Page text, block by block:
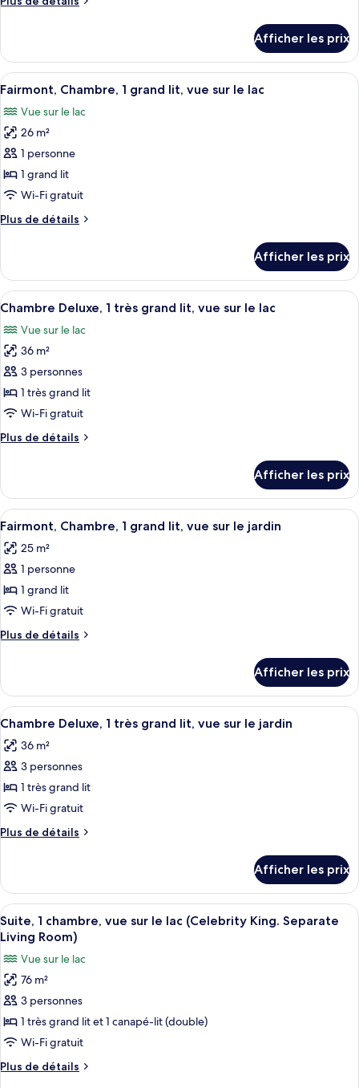
Chambre
Afficher les prix
Afficher
toutes
les
photos
pour
ce
type
chambre :
grand
vue
sur
le
lac
Fairmont, Chambre, 1 grand lit, vue
8
Fairmont, Chambre, 1 grand lit, vue sur le lac
Vue sur le lac
26 m²
1 personne
1 grand lit
Wi-Fi gratuit
Plus de détails
Plus
Fairmont,
Chambre,
1
lit,
vue
le
lac
Afficher les prix
Afficher
toutes
les
photos
pour
ce
type
chambre :
très
grand
lit,
vue
sur
le
lac
Literie de qualité, minibar, coffre-
6
Chambre Deluxe, 1 très grand lit, vue sur le lac
Vue sur le lac
36 m²
3 personnes
1 très grand lit
Wi-Fi gratuit
Plus de détails
Plus
Chambre
Deluxe,
1
grand
lit,
sur
le
Afficher les prix
Afficher
toutes
les
photos
pour
ce
type
de
Fairmont,
Chambre,
1
grand
lit,
vue
sur
le
jardin
Une chambre d’hôtel avec un grand
4
Fairmont, Chambre, 1 grand lit, vue sur le jardin
25 m²
1 personne
1 grand lit
Wi-Fi gratuit
Plus de détails
Plus
Fairmont,
Chambre,
1
lit,
vue
le
jardin
Afficher les prix
Afficher
toutes
les
photos
pour
ce
type
de
Chambre
Deluxe,
1
très
grand
lit,
vue
sur
le
jardin
Une chambre d’hôtel avec une tête
6
Chambre Deluxe, 1 très grand lit, vue sur le jardin
36 m²
3 personnes
1 très grand lit
Wi-Fi gratuit
Plus de détails
Plus
Chambre
Deluxe,
1
très
grand
lit,
vue
sur
le
jardin
Afficher les prix
Afficher
toutes
photos
pour
ce
type
de
chambre :
Suite,
Une chambre d’hôtel avec un
6
Suite, 1 chambre, vue sur le lac (Celebrity King. Separate
Living Room)
Vue sur le lac
76 m²
3 personnes
1 très grand lit et 1 canapé-lit (double)
Wi-Fi gratuit
Plus de détails
Plus